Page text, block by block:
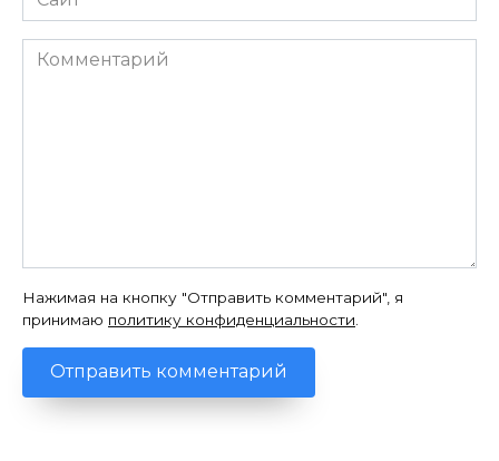
Комментарий
Нажимая на кнопку "Отправить комментарий", я
принимаю политику конфиденциальности